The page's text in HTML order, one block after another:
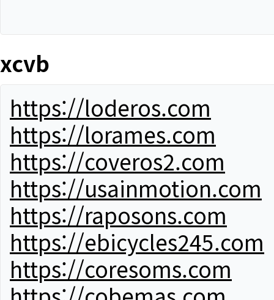
xcvb
https://loderos.com
https://lorames.com
https://coveros2.com
https://usainmotion.com
https://raposons.com
https://ebicycles245.com
https://coresoms.com